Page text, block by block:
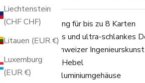
Liechtenstein
(CHF CHF)
Litauen (EUR €)
Luxemburg
(EUR €)
RFID-Blockierung für bis zu 8 Karten
Minimalistisches und ultra-schlankes
Patentierte Schweizer Ingenieurskunst
Ergonomischer Hebel
Gebürstetes Aluminiumgehäuse